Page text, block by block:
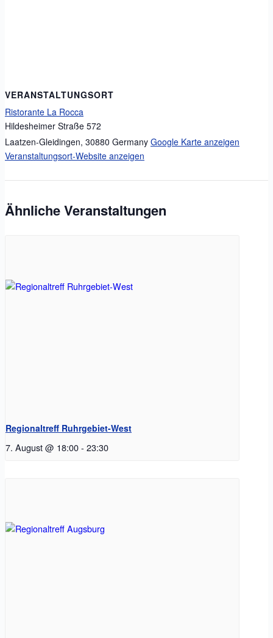
VERANSTALTUNGSORT
Ristorante La Rocca
Hildesheimer Straße 572
Laatzen-Gleidingen, 30880 Germany Google Karte anzeigen
Veranstaltungsort-Website anzeigen
Ähnliche Veranstaltungen
Regionaltreff Ruhrgebiet-West
7. August @ 18:00- 23:30